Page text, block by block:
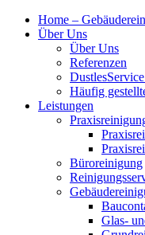
Home –
Über Uns
Über Uns
Referenzen
Häufig
Leistungen
Büroreinigung
Glas-